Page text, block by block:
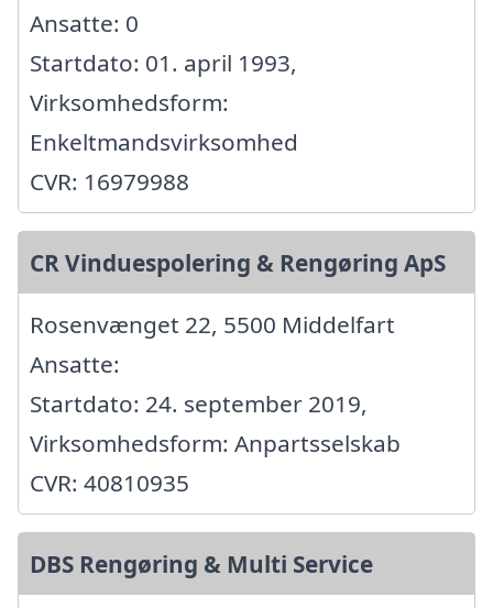
Ansatte: 0
Startdato: 01. april 1993,
Virksomhedsform:
Enkeltmandsvirksomhed
CVR: 16979988
CR Vinduespolering & Rengøring ApS
Rosenvænget 22, 5500 Middelfart
Ansatte:
Startdato: 24. september 2019,
Virksomhedsform: Anpartsselskab
CVR: 40810935
DBS Rengøring & Multi Service